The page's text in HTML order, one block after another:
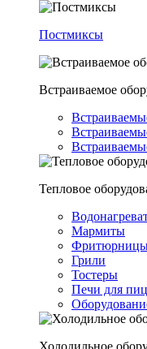
Постмиксы
Встраиваемое
Тепловое
Мармиты
Грили
Тостеры
Печи для
Холодильное